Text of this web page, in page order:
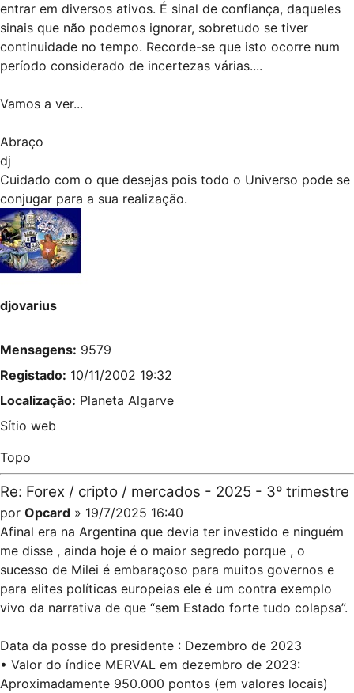
entrar em diversos ativos. É sinal de confiança, daqueles
sinais que não podemos ignorar, sobretudo se tiver
continuidade no tempo. Recorde-se que isto ocorre num
período considerado de incertezas várias....
Vamos a ver...
Abraço
dj
Cuidado com o que desejas pois todo o Universo pode se
conjugar para a sua realização.
djovarius
Mensagens: 9579
Registado: 10/11/2002 19:32
Localização: Planeta Algarve
Sítio web
Topo
Re: Forex / cripto / mercados - 2025 - 3º trimestre
por Opcard » 19/7/2025 16:40
Afinal era na Argentina que devia ter investido e ninguém
me disse , ainda hoje é o maior segredo porque , o
sucesso de Milei é embaraçoso para muitos governos e
para elites políticas europeias ele é um contra exemplo
vivo da narrativa de que “sem Estado forte tudo colapsa”.
Data da posse do presidente : Dezembro de 2023
• Valor do índice MERVAL em dezembro de 2023:
Aproximadamente 950.000 pontos (em valores locais)